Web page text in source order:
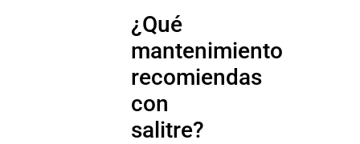
¿Qué
mantenimiento
recomiendas
con
salitre?